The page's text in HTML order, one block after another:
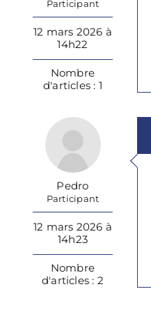
Participant
12 mars 2026 à
14h22
Nombre
d'articles : 1
Pedro
Participant
12 mars 2026 à
14h23
Nombre
d'articles : 2